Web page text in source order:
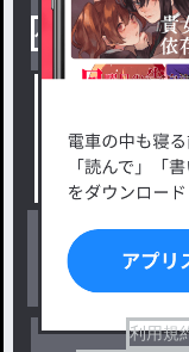
小説を探す
小説コンテスト応
出版・メディアミッ
利用規